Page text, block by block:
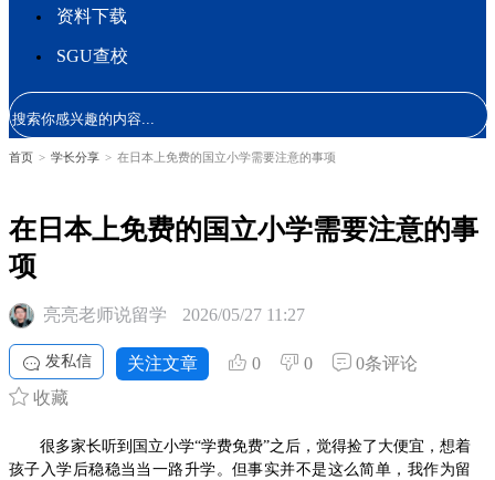
资料下载
SGU查校
首页 > 学长分享 > 在日本上免费的国立小学需要注意的事项
在日本上免费的国立小学需要注意的事
项
亮亮老师说留学 2026/05/27 11:27
发私信 关注文章 0 0
0条评论
收藏
很多家长听到国立小学“学费免费”之后，觉得捡了大便宜，想着
孩子入学后稳稳当当一路升学。但事实并不是这么简单，我作为留